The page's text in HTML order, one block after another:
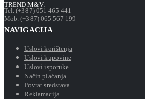
TREND M&V:
Tel. (+387) 051 465 441
Mob. (+387) 065 567 199
NAVIGACIJA
Uslovi korištenja
Uslovi kupovine
Uslovi isporuke
Način plaćanja
Povrat sredstava
Reklamacija